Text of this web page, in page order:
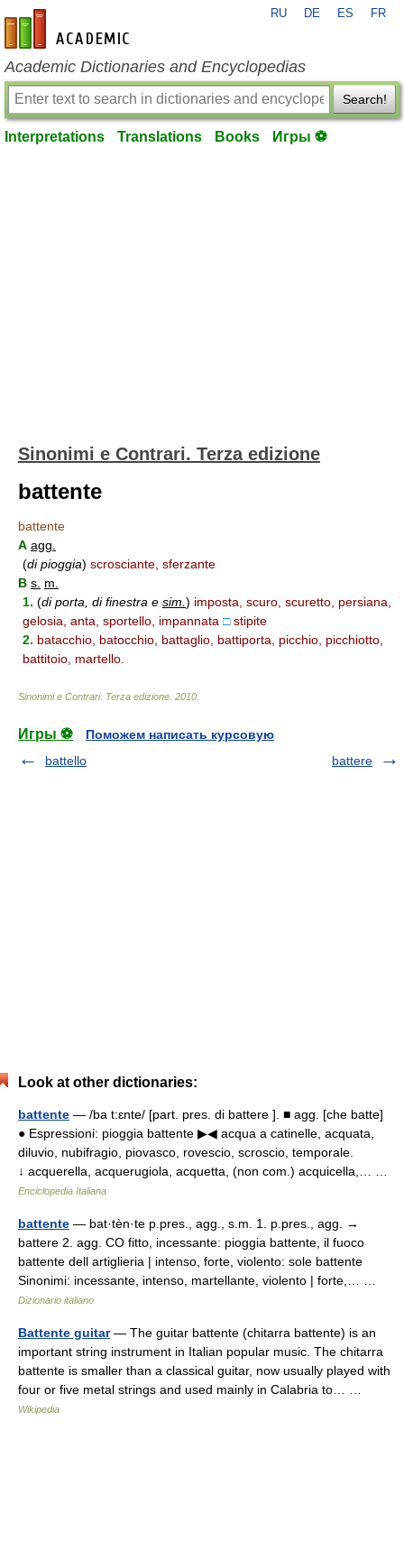
en-academic.com
RU DE ES FR
Academic Dictionaries and Encyclopedias
Search!
Interpretations Translations Books Игры ⚽
Sinonimi e Contrari. Terza edizione
battente
battente
A agg.
(di pioggia) scrosciante, sferzante
B s. m.
1. (di porta, di finestra e sim. ) imposta, scuro, scuretto, persiana,
gelosia, anta, sportello, impannata □ stipite
2. batacchio, batocchio, battaglio, battiporta, picchio, picchiotto,
battitoio, martello.
Sinonimi e Contrari. Terza edizione 2010
Игры ⚽
Поможем написать курсовую
battello
battere
Look at other dictionaries:
battente — /ba t:ɛnte/ [part. pres. di battere ]. ■ agg. [che batte]
● Espressioni: pioggia battente ▶◀ acqua a catinelle, acquata,
diluvio, nubifragio, piovasco, rovescio, scroscio, temporale.
↓ acquerella, acquerugiola, acquetta, (non com.) acquicella,… …
Enciclopedia Italiana
battente — bat·tèn·te p.pres., agg., s.m. 1. p.pres., agg. →
battere 2. agg. CO fitto, incessante: pioggia battente, il fuoco
battente dell artiglieria | intenso, forte, violento: sole battente
Sinonimi: incessante, intenso, martellante, violento | forte,… …
Dizionario italiano
Battente guitar— The guitar battente (chitarra battente) is an
important string instrument in Italian popular music. The chitarra
battente is smaller than a classical guitar, now usually played with
four or five metal strings and used mainly in Calabria to… …
Wikipedia